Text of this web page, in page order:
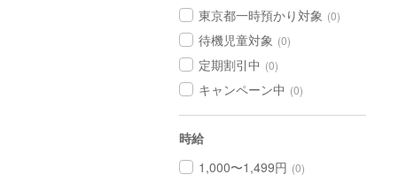
東京都一時預かり対象 (0)
待機児童対象 (0)
定期割引中 (0)
キャンペーン中 (0)
時給
1,000〜1,499円 (0)